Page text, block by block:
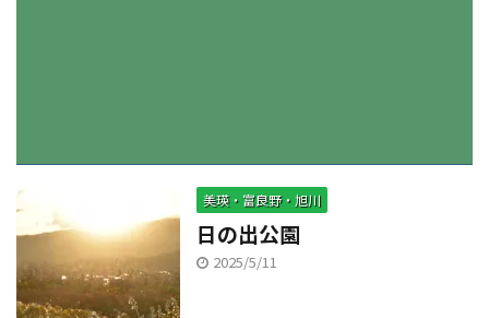
美瑛・富良野・旭川
日の出公園
2025/5/11